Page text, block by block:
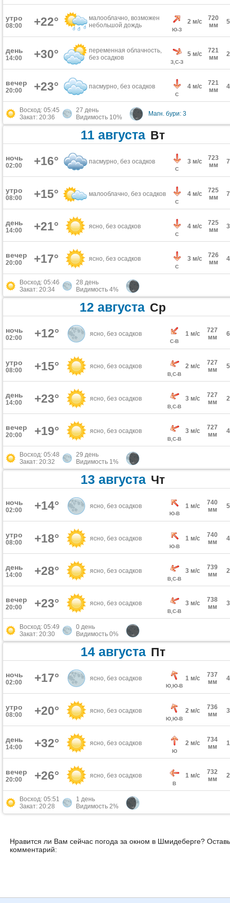
утро
08:00 +22°
малооблачно, возможен
небольшой дождь
Ю-З
2 м/с
720
мм
день
14:00 +30°
переменная облачность,
без осадков
З,С-З
5 м/с
721
мм
вечер
20:00 +23° пасмурно, без осадков
С
4 м/с
721
мм
Восход: 05:45
Закат: 20:36
27 день
Видимость 10%
Магн. бури: 3
11 августа Вт
ночь
02:00 +16° пасмурно, без осадков
С
3 м/с
723
мм
утро
08:00 +15° малооблачно, без осадков
С
4 м/с
725
мм
день
14:00 +21° ясно, без осадков
С
4 м/с
725
мм
вечер
20:00 +17° ясно, без осадков
С
3 м/с
726
мм
Восход: 05:46
Закат: 20:34
28 день
Видимость 4%
12 августа Ср
ночь
02:00 +12° ясно, без осадков
С-В
1 м/с
727
мм
утро
08:00 +15° ясно, без осадков
В,С-В
2 м/с
727
мм
день
14:00 +23° ясно, без осадков
В,С-В
3 м/с
727
мм
вечер
20:00 +19° ясно, без осадков
В,С-В
3 м/с
727
мм
Восход: 05:48
Закат: 20:32
29 день
Видимость 1%
13 августа Чт
ночь
02:00 +14° ясно, без осадков
Ю-В
1 м/с
740
мм
утро
08:00 +18° ясно, без осадков
Ю-В
1 м/с
740
мм
день
14:00 +28° ясно, без осадков
В,С-В
3 м/с
739
мм
вечер
20:00 +23° ясно, без осадков
В,С-В
3 м/с
738
мм
Восход: 05:49
Закат: 20:30
0 день
Видимость 0%
14 августа Пт
ночь
02:00 +17° ясно, без осадков
Ю,Ю-В
1 м/с
737
мм
утро
08:00 +20° ясно, без осадков
Ю,Ю-В
2 м/с
736
мм
день
14:00 +32° ясно, без осадков
Ю
2 м/с
734
мм
вечер
20:00 +26° ясно, без осадков
В
1 м/с
732
мм
Восход: 05:51
Закат: 20:28
1 день
Видимость 2%
Нравится ли Вам сейчас погода за окном в Шмидеберге?
комментарий: